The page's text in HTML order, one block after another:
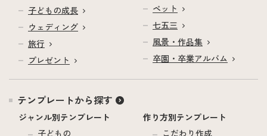
子どもの成長
ウェディング
旅行
プレゼント
ペット
七五三
風景・作品集
卒園・卒業アルバム
テンプレートから探す
ジャンル別テンプレート
子どもの
作り方別テンプレート
こだわり作成